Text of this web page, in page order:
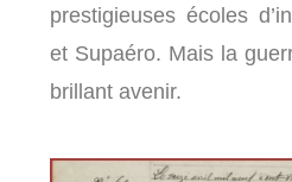
prestigieuses écoles
et Supaéro. Mais la
brillant avenir.